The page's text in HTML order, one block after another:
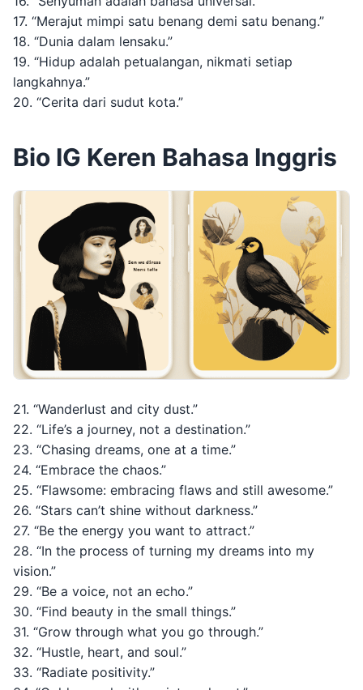
17. “Merajut mimpi satu benang demi satu benang.”
18. “Dunia dalam lensaku.”
19. “Hidup adalah petualangan, nikmati setiap
langkahnya.”
20. “Cerita dari sudut kota.”
Bio IG Keren Bahasa Inggris
21. “Wanderlust and city dust.”
22. “Life’s a journey, not a destination.”
23. “Chasing dreams, one at a time.”
24. “Embrace the chaos.”
25. “Flawsome: embracing flaws and still awesome.”
26. “Stars can’t shine without darkness.”
27. “Be the energy you want to attract.”
28. “In the process of turning my dreams into my
vision.”
29. “Be a voice, not an echo.”
30. “Find beauty in the small things.”
31. “Grow through what you go through.”
32. “Hustle, heart, and soul.”
33. “Radiate positivity.”